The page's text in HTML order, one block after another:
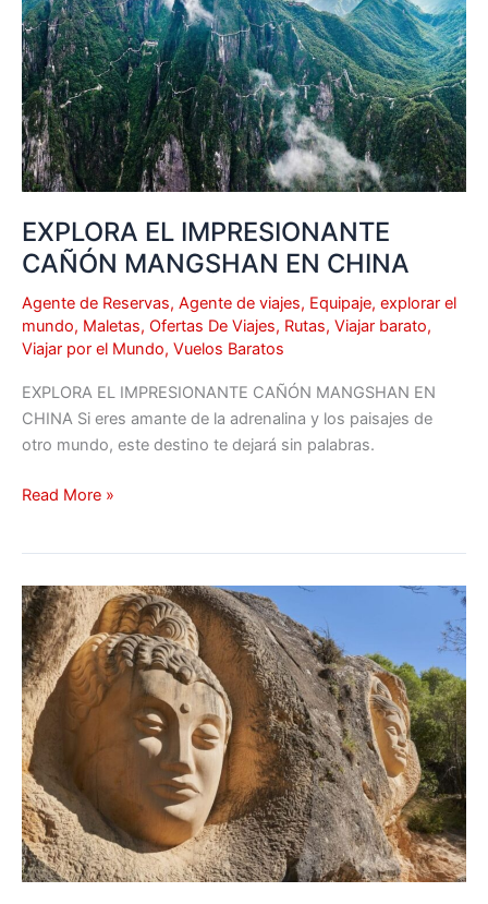
EXPLORA EL IMPRESIONANTE
CAÑÓN MANGSHAN EN CHINA
Agente de Reservas, Agente de viajes, Equipaje, explorar el
mundo, Maletas, Ofertas De Viajes, Rutas, Viajar barato,
Viajar por el Mundo, Vuelos Baratos
EXPLORA EL IMPRESIONANTE CAÑÓN MANGSHAN EN
CHINA Si eres amante de la adrenalina y los paisajes de
otro mundo, este destino te dejará sin palabras.
MANGSHAN
EN
CHINA
Read More »
LAS
6
MEJORES
RUTAS
DE
SENDERISMO
EN
ESPAÑA